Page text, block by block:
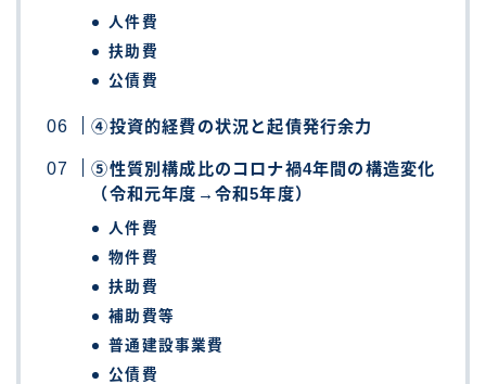
人件費
扶助費
公債費
④投資的経費の状況と起債発行余力
⑤性質別構成比のコロナ禍4年間の構造変化
（令和元年度→令和5年度）
人件費
物件費
扶助費
補助費等
普通建設事業費
公債費